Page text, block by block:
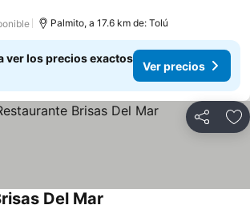
Palmito, a 17.6 km de: Tolú
ver los precios exactos
Ver precios
Compartir
Del Mar